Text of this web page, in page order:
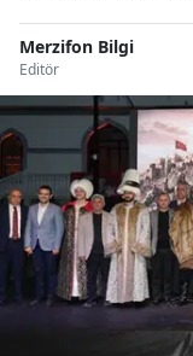
Merzifon Bilgi
Editör